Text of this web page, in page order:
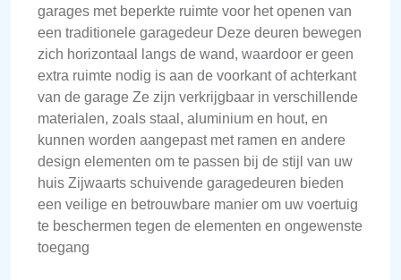
garages met beperkte ruimte voor het openen van
een traditionele garagedeur Deze deuren bewegen
zich horizontaal langs de wand, waardoor er geen
extra ruimte nodig is aan de voorkant of achterkant
van de garage Ze zijn verkrijgbaar in verschillende
materialen, zoals staal, aluminium en hout, en
kunnen worden aangepast met ramen en andere
design elementen om te passen bij de stijl van uw
huis Zijwaarts schuivende garagedeuren bieden
een veilige en betrouwbare manier om uw voertuig
te beschermen tegen de elementen en ongewenste
toegang